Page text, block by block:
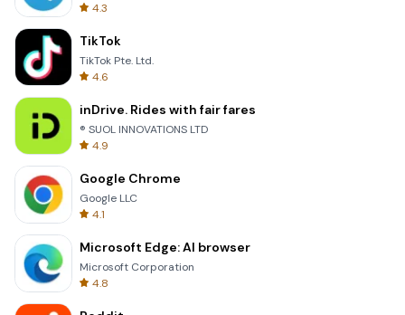
4.3
TikTok
TikTok Pte. Ltd.
4.6
inDrive. Rides with fair fares
® SUOL INNOVATIONS LTD
4.9
Google Chrome
Google LLC
4.1
Microsoft Edge: AI browser
Microsoft Corporation
4.8